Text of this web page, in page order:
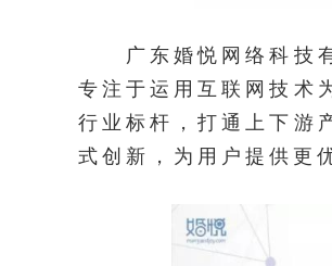
广东婚悦网络科技有
专注于运用互联网技术
行业标杆，打通上下游
式创新，为用户提供更